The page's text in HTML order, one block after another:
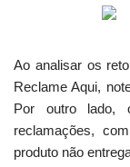
Ao analisar os
Reclame Aqui,
Por outro lado,
reclamações,
produto não